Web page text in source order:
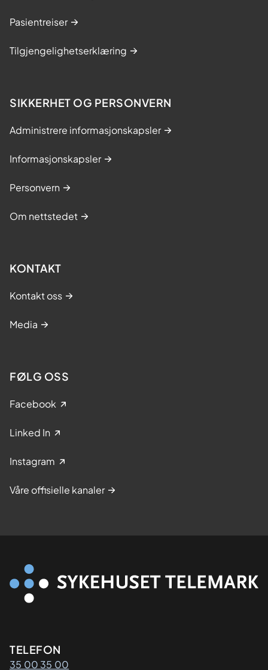
Pasientreiser
Tilgjengelighetserklæring
SIKKERHET OG PERSONVERN
Administrere informasjonskapsler
Informasjonskapsler
Personvern
Om nettstedet
KONTAKT
Kontakt oss
Media
FØLG OSS
Facebook
Linked In
Instagram
Våre offisielle kanaler
Kontaktinformasjon
TELEFON
35 00 35 00